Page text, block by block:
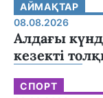
АЙМАҚТАР
08.08.2026
Алдағы
кезекті
СПОРТ